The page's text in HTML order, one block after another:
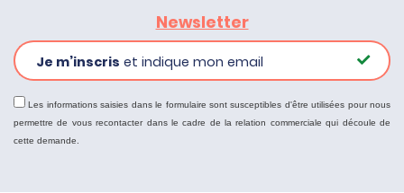
Newsletter
Je m’inscris et indique mon email
Les informations saisies dans le formulaire sont susceptibles d'être utilisées pour nous
permettre de vous recontacter dans le cadre de la relation commerciale qui découle de
cette demande.